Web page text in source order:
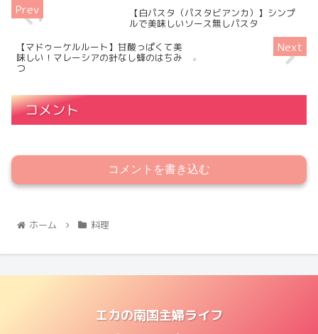
【白パスタ（パスタビアンカ）】シンプ
ルで美味しいソース無しパスタ
【マドゥーケルルート】甘酸っぱくて美
味しい！マレーシアの針なし蜂のはちみ
つ
コメント
コメントを書き込む
ホーム 料理
エカの南国主婦ライフ